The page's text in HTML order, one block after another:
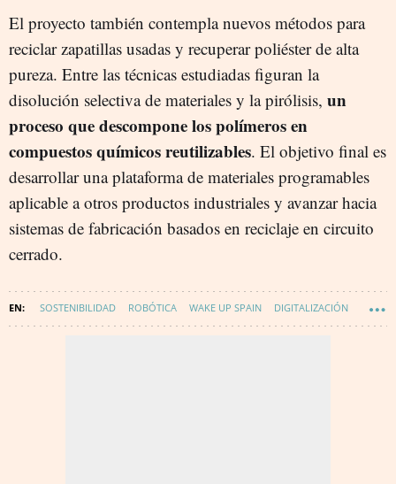
El proyecto también contempla nuevos métodos para
reciclar zapatillas usadas y recuperar poliéster de alta
pureza. Entre las técnicas estudiadas figuran la
disolución selectiva de materiales y la pirólisis, un
proceso que descompone los polímeros en
compuestos químicos reutilizables. El objetivo final es
desarrollar una plataforma de materiales programables
aplicable a otros productos industriales y avanzar hacia
sistemas de fabricación basados en reciclaje en circuito
cerrado.
SOSTENIBILIDAD ROBÓTICA WAKE UP SPAIN DIGITALIZACIÓN